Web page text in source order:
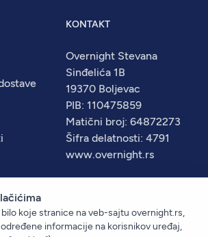
KONTAKT
Overnight Stevana
Sinđelića 1B
19370 Boljevac
PIB: 110475859
Matični broj: 64872273
Šifra delatnosti: 4791
www.overnight.rs
prava zadržana.
koje stranice na veb-sajtu overnight.rs,
informacije na korisnikov uređaj,